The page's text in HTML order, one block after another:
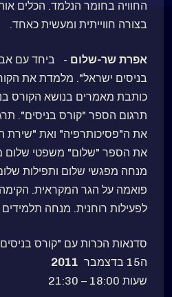
החוויה בחומר הנלמד. הכלים
בצורה חווייתית ומעשית כאחד.
אפרת שר-שלום- ביחד עם אבי
כותבת מאמרים בנושא הקורס
תרגום הספר "קורס בניסים".
את ה"פסיכותרפיה" ואת "שירת
את הספר "שלום" משפטי שלום
מנחה מפגשי שלום ותפילות
פואמה על הגר המקראית.
לפעילות רוחנית. מנחה
סדנאות הכרות עם "קורס
ה15 בדצמבר
שעות 18:00 – 21:30